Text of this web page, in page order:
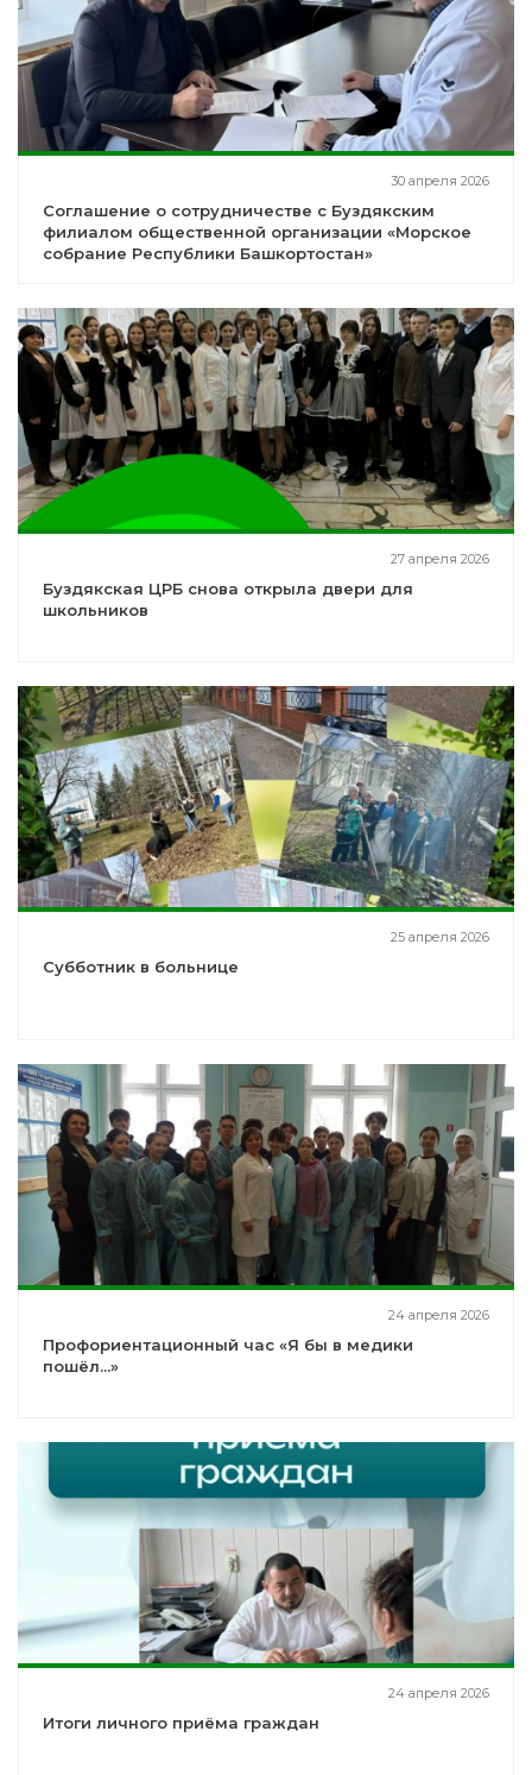
30 апреля 2026
Соглашение о сотрудничестве с Буздякским
филиалом общественной организации «Морское
собрание Республики Башкортостан»
27 апреля 2026
Буздякская ЦРБ снова открыла двери для
школьников
25 апреля 2026
Субботник в больнице
24 апреля 2026
Профориентационный час «Я бы в медики
пошёл...»
24 апреля 2026
Итоги личного приёма граждан